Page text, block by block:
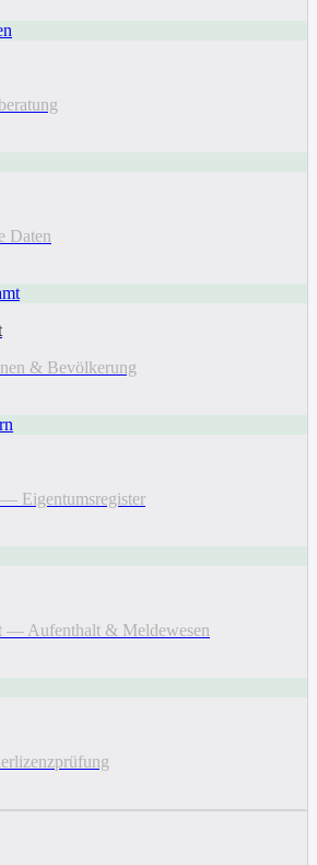
Daten
& Bevölkerung
Eigentumsregister
— Aufenthalt & Meldewesen